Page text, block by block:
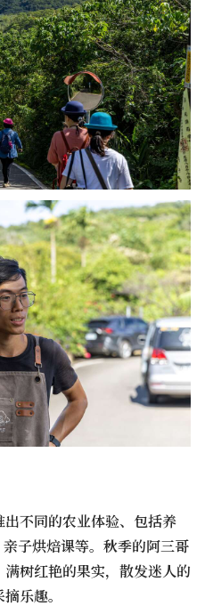
不同的农业体验、包括养
子烘焙课等。秋季的阿三哥
树红艳的果实，散发迷人的
乐趣。